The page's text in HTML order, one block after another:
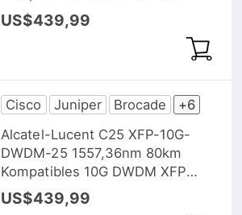
Transceiver Modul, DOM
US$439,99
Cisco Juniper Brocade
+6
Alcatel-Lucent C25 XFP-10G-
DWDM-25 1557,36nm 80km
Kompatibles 10G DWDM XFP
Transceiver Modul, DOM
US$439,99